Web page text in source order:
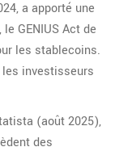
a apporté une
GENIUS Act de
les stablecoins.
investisseurs
(août 2025),
des